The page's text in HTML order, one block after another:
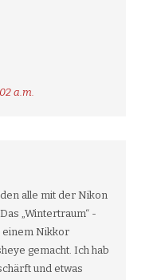
a.m.
alle mit der Nikon
„Wintertraum“ -
einem Nikkor
gemacht. Ich hab
und etwas